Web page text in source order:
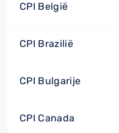
CPI België
CPI Brazilië
CPI Bulgarije
CPI Canada